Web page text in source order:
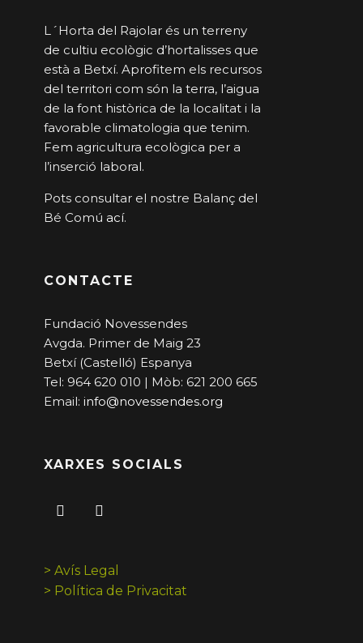
L´Horta del Rajolar és un terreny
de cultiu ecològic d’hortalisses que
està a Betxí. Aprofitem els recursos
del territori com són la terra, l’aigua
de la font històrica de la localitat i la
favorable climatologia que tenim.
Fem agricultura ecològica per a
l’inserció laboral.
Pots consultar el nostre Balanç del
Bé Comú ací.
CONTACTE
Fundació Novessendes
Avgda. Primer de Maig 23
Betxí (Castelló) Espanya
Tel: 964 620 010 | Mòb: 621 200 665
Email: info@novessendes.org
XARXES SOCIALS
> Avís Legal
> Política de Privacitat